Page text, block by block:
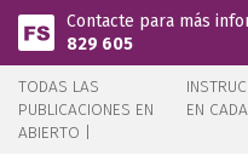
Pasar al contenido
Contacte para más
829 605
TODAS LAS
PUBLICACIONES EN
ABIERTO |
EN